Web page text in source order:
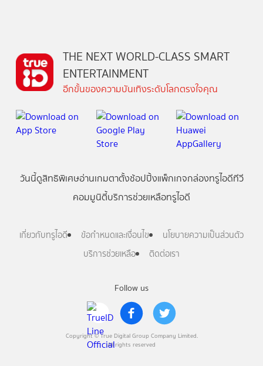
Follow us
Copyright © True Digital Group Company Limited.
All rights reserved
THE NEXT WORLD-CLASS SMART
ENTERTAINMENT
อีกขั้นของความบันเทิงระดับโลกตรงใจคุณ
วันนี้ดูสิทธิพิเศษอ่านเกมตาตั้งช้อปปิ้งแพ็กเกจกล่องทรูไอดีทีวี
คอมมูนิตี้บริการช่วยเหลือทรูไอดี
เกี่ยวกับทรูไอดี ข้อกำหนดและเงื่อนไข
นโยบายความเป็นส่วนตัว
บริการช่วยเหลือ
ติดต่อเรา